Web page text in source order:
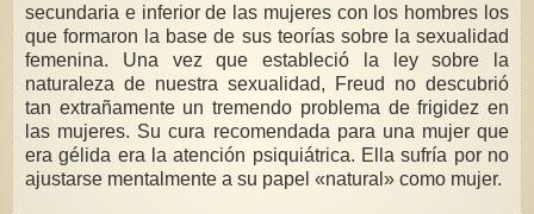
secundaria e inferior de las mujeres con los hombres los
que formaron la base de sus teorías sobre la sexualidad
femenina. Una vez que estableció la ley sobre la
naturaleza de nuestra sexualidad, Freud no descubrió
tan extrañamente un tremendo problema de frigidez en
las mujeres. Su cura recomendada para una mujer que
era gélida era la atención psiquiátrica. Ella sufría por no
ajustarse mentalmente a su papel «natural» como mujer.